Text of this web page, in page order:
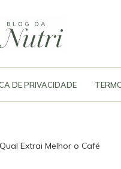
DE PRIVACIDADE
Extrai Melhor o Café